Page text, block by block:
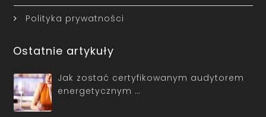
Polityka prywatności
Ostatnie artykuły
Jak zostać certyfikowanym audytorem
energetycznym …